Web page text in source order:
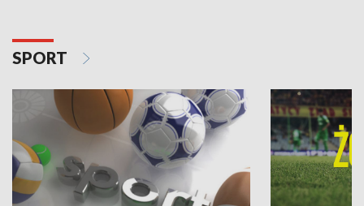
SPORT